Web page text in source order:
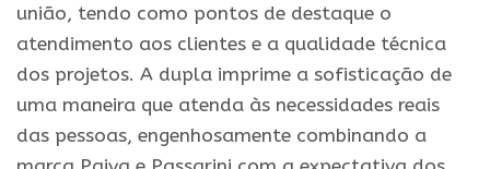
união, tendo como pontos de destaque o
atendimento aos clientes e a qualidade técnica
dos projetos. A dupla imprime a sofisticação de
uma maneira que atenda às necessidades reais
das pessoas, engenhosamente combinando a